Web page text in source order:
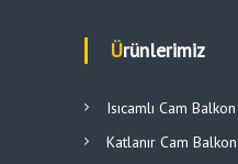
Ürünlerimiz
Isıcamlı Cam Balkon
Katlanır Cam Balkon